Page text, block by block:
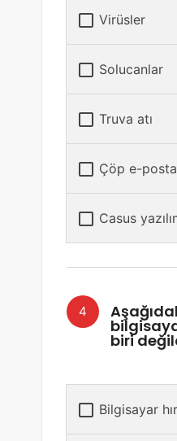
Virüsler
Solucanlar
Truva atı
Çöp e-posta
Casus
biri
Bilgisayar